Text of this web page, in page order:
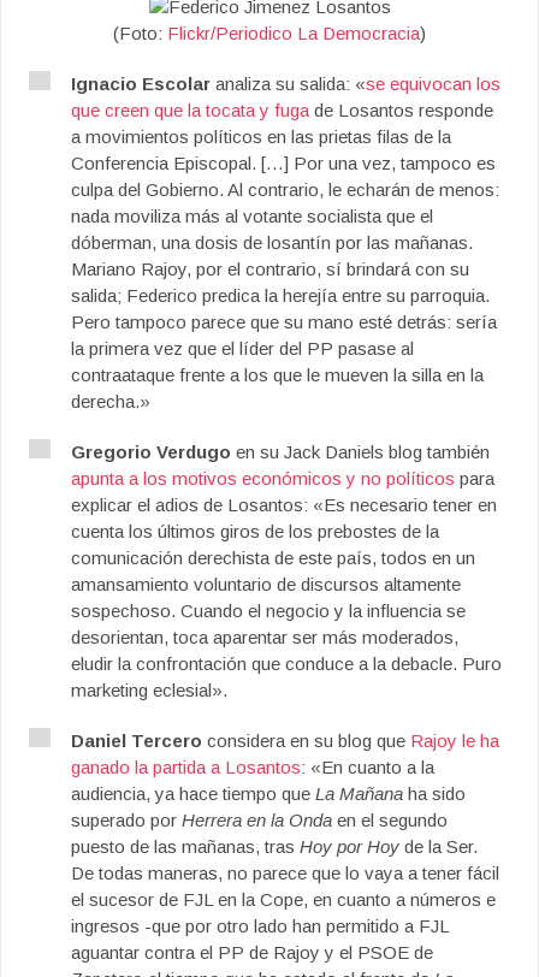
(Foto: Flickr/Periodico La Democracia)
Ignacio Escolar analiza su salida: «se equivocan los
que creen que la tocata y fuga de Losantos responde
a movimientos políticos en las prietas filas de la
Conferencia Episcopal. […] Por una vez, tampoco es
culpa del Gobierno. Al contrario, le echarán de menos:
nada moviliza más al votante socialista que el
dóberman, una dosis de losantín por las mañanas.
Mariano Rajoy, por el contrario, sí brindará con su
salida; Federico predica la herejía entre su parroquia.
Pero tampoco parece que su mano esté detrás: sería
la primera vez que el líder del PP pasase al
contraataque frente a los que le mueven la silla en la
derecha.»
Gregorio Verdugo en su Jack Daniels blog también
apunta a los motivos económicos y no políticos para
explicar el adios de Losantos: «Es necesario tener en
cuenta los últimos giros de los prebostes de la
comunicación derechista de este país, todos en un
amansamiento voluntario de discursos altamente
sospechoso. Cuando el negocio y la influencia se
desorientan, toca aparentar ser más moderados,
eludir la confrontación que conduce a la debacle. Puro
marketing eclesial».
Daniel Tercero considera en su blog que Rajoy le ha
ganado la partida a Losantos: «En cuanto a la
audiencia, ya hace tiempo que La Mañana ha sido
superado por Herrera en la Onda en el segundo
puesto de las mañanas, tras Hoy por Hoy de la Ser.
De todas maneras, no parece que lo vaya a tener fácil
el sucesor de FJL en la Cope, en cuanto a números e
ingresos -que por otro lado han permitido a FJL
aguantar contra el PP de Rajoy y el PSOE de